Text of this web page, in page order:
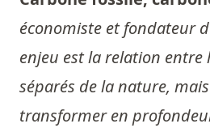
économiste et fondateur
enjeu est la relation entre
séparés de la nature,
transformer en